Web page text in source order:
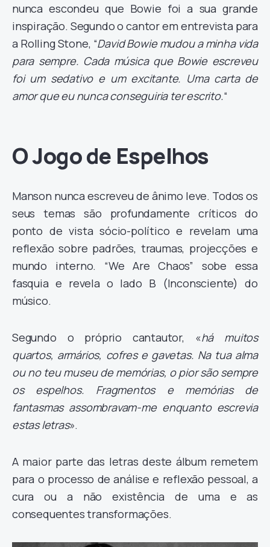
nunca escondeu que Bowie foi a sua grande
inspiração. Segundo o cantor em entrevista para
a Rolling Stone, “David Bowie mudou a minha vida
para sempre. Cada música que Bowie escreveu
foi um sedativo e um excitante. Uma carta de
amor que eu nunca conseguiria ter escrito.“
O Jogo de Espelhos
Manson nunca escreveu de ânimo leve. Todos os
seus temas são profundamente críticos do
ponto de vista sócio-político e revelam uma
reflexão sobre padrões, traumas, projecções e
mundo interno. “We Are Chaos” sobe essa
fasquia e revela o lado B (Inconsciente) do
músico.
Segundo o próprio cantautor, «há muitos
quartos, armários, cofres e gavetas. Na tua alma
ou no teu museu de memórias, o pior são sempre
os espelhos. Fragmentos e memórias de
fantasmas assombravam-me enquanto escrevia
estas letras».
A maior parte das letras deste álbum remetem
para o processo de análise e reflexão pessoal, a
cura ou a não existência de uma e as
consequentes transformações.